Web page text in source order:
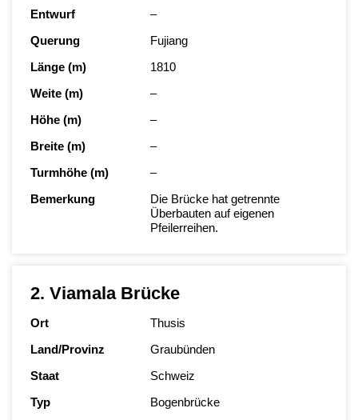
Entwurf
–
Querung
Fujiang
Länge (m)
1810
Weite (m)
–
Höhe (m)
–
Breite (m)
–
Turmhöhe (m)
–
Bemerkung
Die Brücke hat getrennte
Überbauten auf eigenen
Pfeilerreihen.
2. Viamala Brücke
Ort
Thusis
Land/Provinz
Graubünden
Staat
Schweiz
Typ
Bogenbrücke